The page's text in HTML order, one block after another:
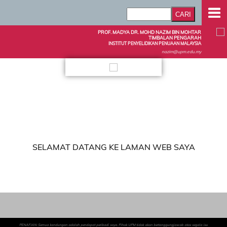
PROF. MADYA DR. MOHD NAZIM BIN MOHTAR
TIMBALAN PENGARAH
INSTITUT PENYELIDIKAN PENUAAN MALAYSIA
nazim@upm.edu.my
SELAMAT DATANG KE LAMAN WEB SAYA
PENAFIAN: Semua kandungan adalah pendapat peribadi saya. Pihak UPM tidak akan bertanggungjawab atas segala isu